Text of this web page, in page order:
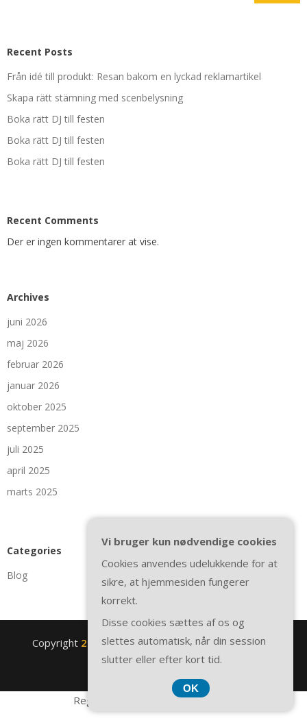
Recent Posts
Från idé till produkt: Resan bakom en lyckad reklamartikel
Skapa rätt stämning med scenbelysning
Boka rätt DJ till festen
Boka rätt DJ till festen
Boka rätt DJ till festen
Recent Comments
Der er ingen kommentarer at vise.
Archives
juni 2026
maj 2026
februar 2026
januar 2026
oktober 2025
september 2025
juli 2025
april 2025
marts 2025
Categories
Blog
Copyright 2nite.se. All rights reserved.| Theme by
SuperbThemes
Registreringsnummer 374 077 39
Vi bruger kun nødvendige cookies
Cookies anvendes udelukkende for at
sikre, at hjemmesiden fungerer
korrekt.
Disse cookies sættes af os og
slettes automatisk, når din session
slutter eller efter kort tid.
OK